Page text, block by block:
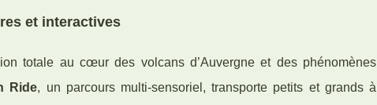
et interactives
totale au cœur des volcans d’Auvergne et des phénomènes
Ride, un parcours multi-sensoriel, transporte petits et grands à